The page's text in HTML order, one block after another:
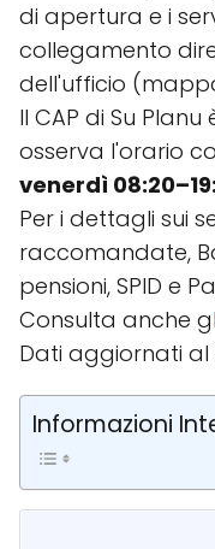
di apertura e i
collegamento
dell'ufficio
Il CAP di Su Planu
osserva l'orario
venerdì
Per i dettagli sui
raccomandate,
pensioni, SPID e
Consulta anche
Dati aggiornati al
Informazioni